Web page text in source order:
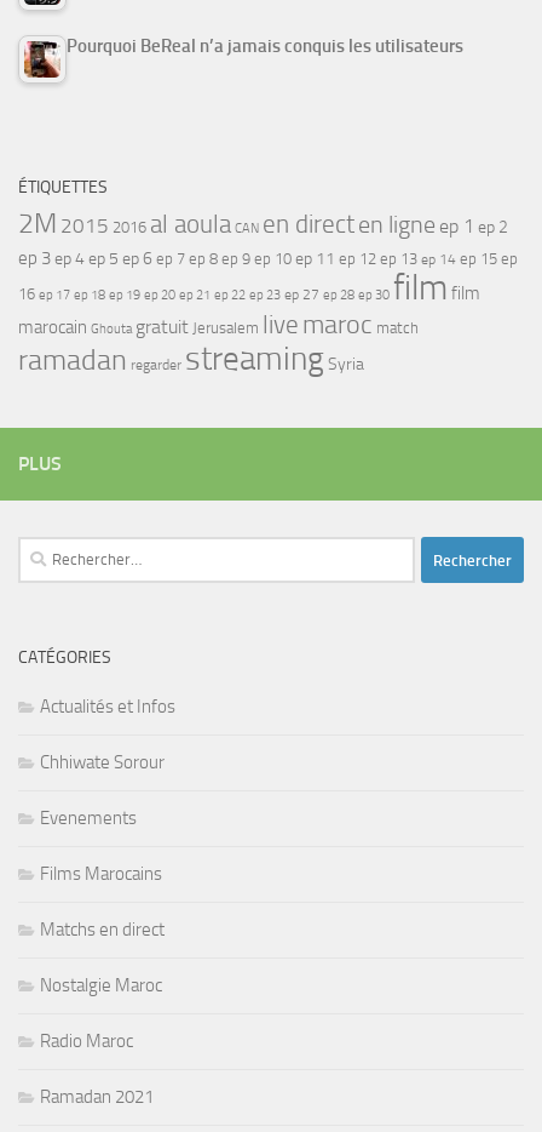
Pourquoi BeReal n’a jamais conquis les utilisateurs
ÉTIQUETTES
2M 2015 2016 al aoula CAN en directen ligne ep 1 ep 2
ep 3ep 4ep 5 ep 6 ep 7 ep 8 ep 9 ep 10 ep 11 ep 12 ep 13 ep 14 ep 15 ep
16 ep 17 ep 18 ep 19 ep 20 ep 21 ep 22 ep 23 ep 27 ep 28 ep 30 film film
marocain Ghouta gratuit Jerusalem live maroc match
ramadan regarder streamingSyria
PLUS
Rechercher :
CATÉGORIES
Actualités et Infos
Chhiwate Sorour
Evenements
Films Marocains
Matchs en direct
Nostalgie Maroc
Radio Maroc
Ramadan 2021